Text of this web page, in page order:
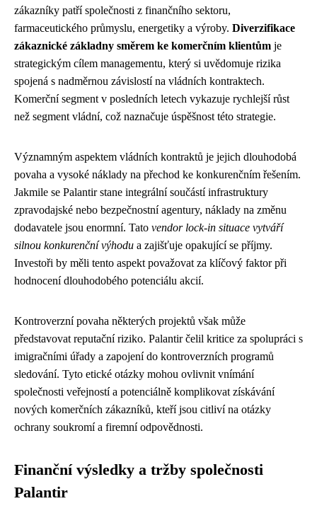
zákazníky patří společnosti z finančního sektoru,
farmaceutického průmyslu, energetiky a výroby. Diverzifikace
zákaznické základny směrem ke komerčním klientům je
strategickým cílem managementu, který si uvědomuje rizika
spojená s nadměrnou závislostí na vládních kontraktech.
Komerční segment v posledních letech vykazuje rychlejší růst
než segment vládní, což naznačuje úspěšnost této strategie.
Významným aspektem vládních kontraktů je jejich dlouhodobá
povaha a vysoké náklady na přechod ke konkurenčním řešením.
Jakmile se Palantir stane integrální součástí infrastruktury
zpravodajské nebo bezpečnostní agentury, náklady na změnu
dodavatele jsou enormní. Tato vendor lock-in situace vytváří
silnou konkurenční výhodu a zajišťuje opakující se příjmy.
Investoři by měli tento aspekt považovat za klíčový faktor při
hodnocení dlouhodobého potenciálu akcií.
Kontroverzní povaha některých projektů však může
představovat reputační riziko. Palantir čelil kritice za spolupráci s
imigračními úřady a zapojení do kontroverzních programů
sledování. Tyto etické otázky mohou ovlivnit vnímání
společnosti veřejností a potenciálně komplikovat získávání
nových komerčních zákazníků, kteří jsou citliví na otázky
ochrany soukromí a firemní odpovědnosti.
Finanční výsledky a tržby společnosti
Palantir